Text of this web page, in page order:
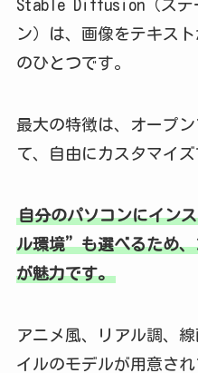
Stable Diffusion（ステ
ン）は、画像をテキス
のひとつです。
最大の特徴は、オープ
て、自由にカスタマイズ
自分のパソコンにイン
ル環境”も選べるため
が魅力です。
アニメ風、リアル調、
イルのモデルが用意さ